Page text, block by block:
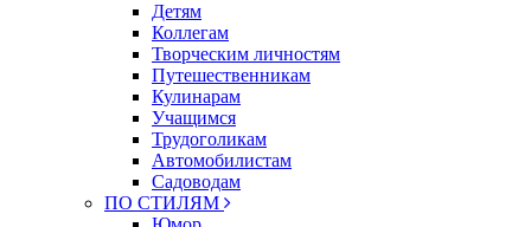
Детям
Коллегам
Творческим личностям
Путешественникам
Кулинарам
Учащимся
Трудоголикам
Автомобилистам
Садоводам
ПО СТИЛЯМ